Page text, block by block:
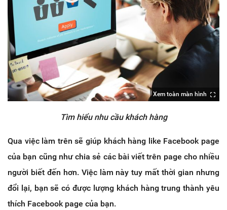
Xem toàn màn hình
Tìm hiểu nhu cầu khách hàng
Qua việc làm trên sẽ giúp khách hàng like Facebook page
của bạn cũng như chia sẻ các bài viết trên page cho nhiều
người biết đến hơn. Việc làm này tuy mất thời gian nhưng
đổi lại, bạn sẽ có được lượng khách hàng trung thành yêu
thích Facebook page của bạn.